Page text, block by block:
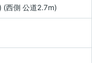
(西側 公道2.7m)